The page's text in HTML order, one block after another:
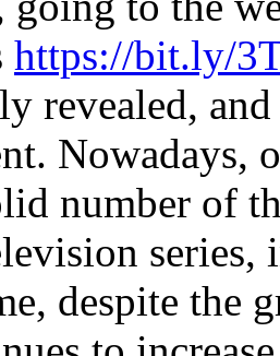
https://bit.ly/
revealed,
Nowadays,
number of
despite the